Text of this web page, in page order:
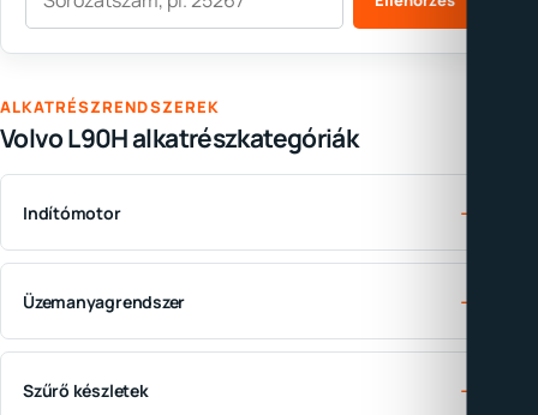
ALKATRÉSZRENDSZEREK
Volvo L90H alkatrészkategóriák
Indítómotor →
Üzemanyagrendszer →
Szűrő készletek →